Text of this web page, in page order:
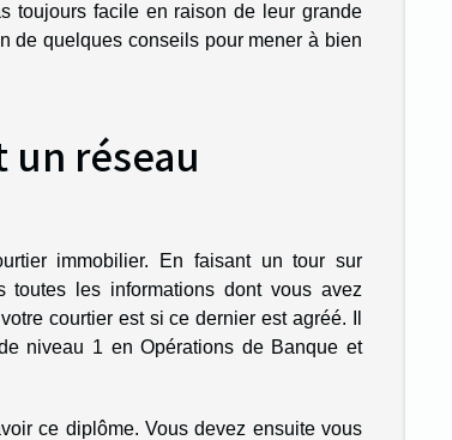
toujours facile en raison de leur grande
de quelques conseils pour mener à bien
réseau
immobilier. En faisant un tour sur
les informations dont vous avez
courtier est si ce dernier est agréé. Il
niveau 1 en Opérations de Banque et
ce diplôme. Vous devez ensuite vous